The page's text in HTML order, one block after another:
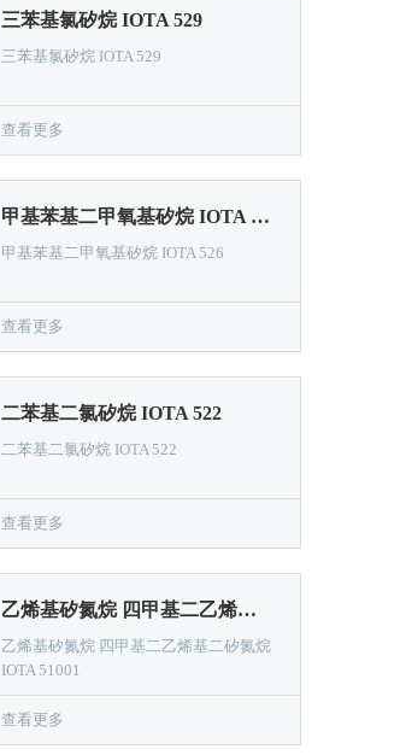
三苯基氯矽烷 IOTA 529
三苯基氯矽烷 IOTA 529
查看更多
甲基苯基二甲氧基矽烷 IOTA 526
甲基苯基二甲氧基矽烷 IOTA 526
查看更多
二苯基二氯矽烷 IOTA 522
二苯基二氯矽烷 IOTA 522
查看更多
乙烯基矽氮烷 四甲基二乙烯基二矽氮烷 IOTA 51001
乙烯基矽氮烷 四甲基二乙烯基二矽氮烷
IOTA 51001
查看更多